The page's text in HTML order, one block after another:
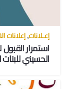
إعـلانات, إعلانات
استمرار
الحسيني للبنات للعام